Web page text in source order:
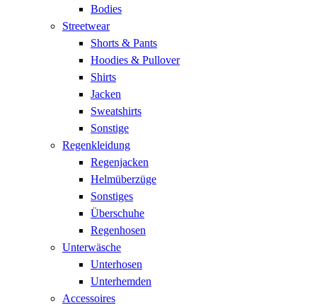
Bodies
Streetwear
Shorts & Pants
Hoodies & Pullover
Shirts
Jacken
Sweatshirts
Sonstige
Regenkleidung
Regenjacken
Helmüberzüge
Sonstiges
Überschuhe
Regenhosen
Unterwäsche
Unterhosen
Unterhemden
Accessoires